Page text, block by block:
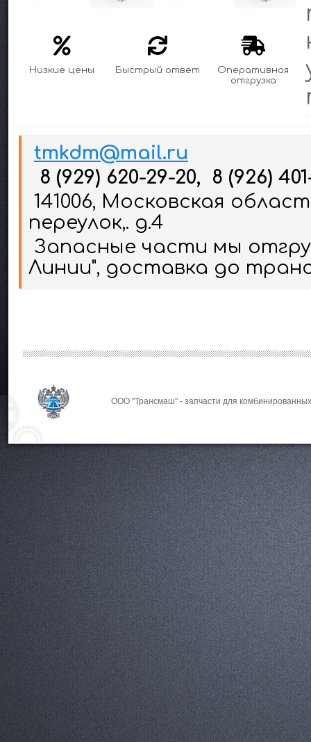
Низкие цены Быстрый ответ
Оперативная
отгрузка
tmkdm@mail.ru
8 (929) 620-29-20, 8 (926)
141006, Московская
переулок,. д.4
Запасные части мы
Линии", доставка до
ООО "Трансмаш" - запчасти для